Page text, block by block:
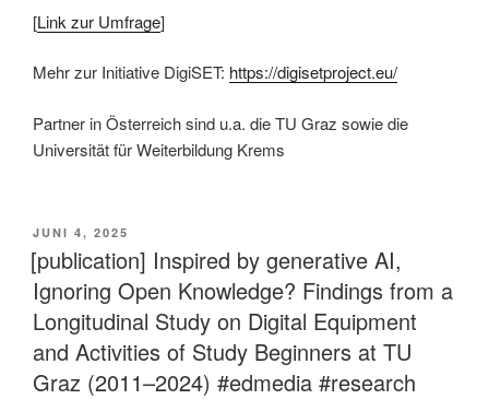
[Link zur Umfrage]
Mehr zur Initiative DigiSET: https://digisetproject.eu/
Partner in Österreich sind u.a. die TU Graz sowie die
Universität für Weiterbildung Krems
VERÖFFENTLICHT
AM
JUNI 4, 2025
[publication] Inspired by generative AI,
Ignoring Open Knowledge? Findings from a
Longitudinal Study on Digital Equipment
and Activities of Study Beginners at TU
Graz (2011–2024) #edmedia #research